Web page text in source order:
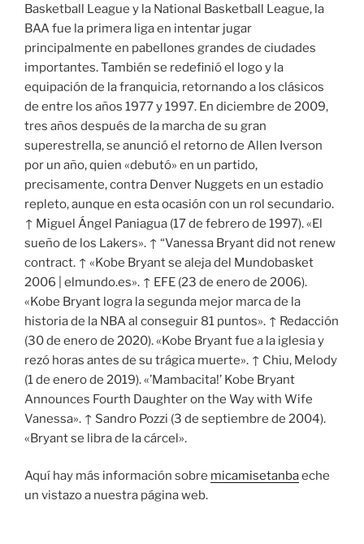
Basketball League y la National Basketball League, la
BAA fue la primera liga en intentar jugar
principalmente en pabellones grandes de ciudades
importantes. También se redefinió el logo y la
equipación de la franquicia, retornando a los clásicos
de entre los años 1977 y 1997. En diciembre de 2009,
tres años después de la marcha de su gran
superestrella, se anunció el retorno de Allen Iverson
por un año, quien «debutó» en un partido,
precisamente, contra Denver Nuggets en un estadio
repleto, aunque en esta ocasión con un rol secundario.
↑ Miguel Ángel Paniagua (17 de febrero de 1997). «El
sueño de los Lakers». ↑ “Vanessa Bryant did not renew
contract. ↑ «Kobe Bryant se aleja del Mundobasket
2006 | elmundo.es». ↑ EFE (23 de enero de 2006).
«Kobe Bryant logra la segunda mejor marca de la
historia de la NBA al conseguir 81 puntos». ↑ Redacción
(30 de enero de 2020). «Kobe Bryant fue a la iglesia y
rezó horas antes de su trágica muerte». ↑ Chiu, Melody
(1 de enero de 2019). «’Mambacita!’ Kobe Bryant
Announces Fourth Daughter on the Way with Wife
Vanessa». ↑ Sandro Pozzi (3 de septiembre de 2004).
«Bryant se libra de la cárcel».
Aquí hay más información sobre micamisetanbaeche
un vistazo a nuestra página web.